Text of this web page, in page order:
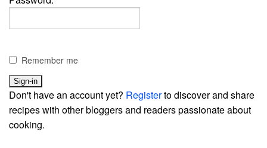
Remember me
Don't have an account yet? Registerto discover and share
recipes with other bloggers and readers passionate about
cooking.